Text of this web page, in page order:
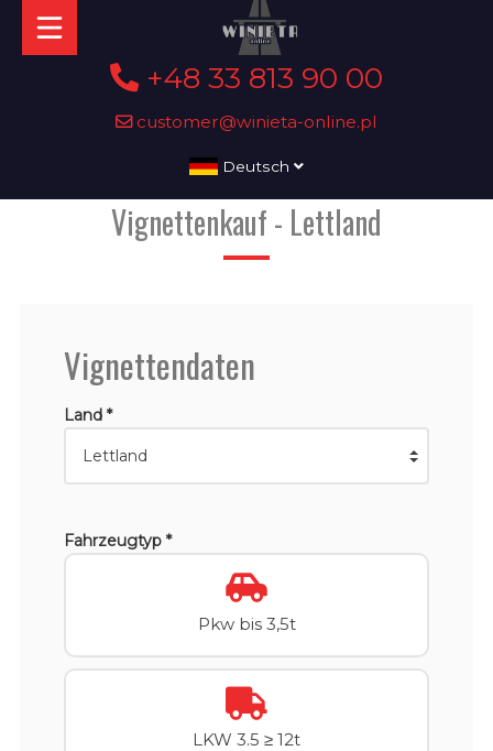
+48 33 813 90 00
customer@winieta-online.pl
Deutsch
Vignettenkauf - Lettland
Vignettendaten
Land *
Fahrzeugtyp *
Pkw bis 3,5t
LKW 3.5 ≥ 12t